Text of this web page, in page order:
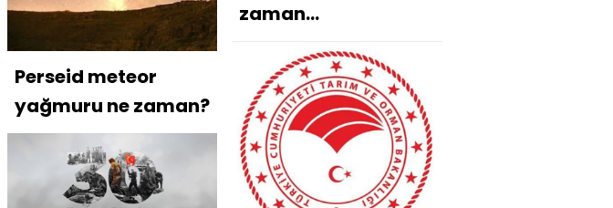
Perseid meteor
yağmuru ne zaman?
zaman